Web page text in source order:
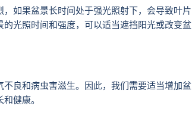
如果盆景长时间处于强光照射下，会导致叶片
光照时间和强度，可以适当遮挡阳光或改变盆
良和病虫害滋生。因此，我们需要适当增加盆
健康。